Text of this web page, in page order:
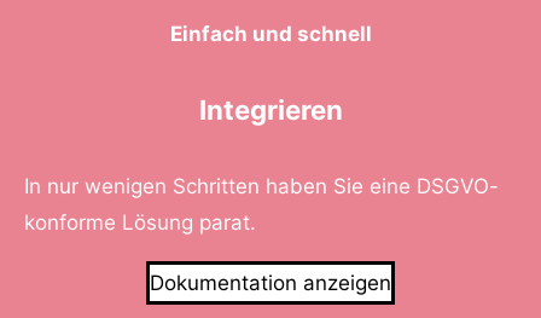
Einfach und schnell
Integrieren
In nur wenigen Schritten haben Sie eine DSGVO-
konforme Lösung parat.
Dokumentation anzeigen